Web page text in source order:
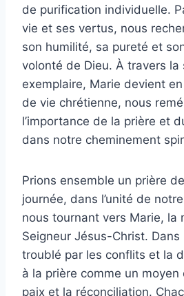
de purification individuelle.
vie et ses vertus, nous
son humilité, sa pureté et
volonté de Dieu. À travers la
exemplaire, Marie devient
de vie chrétienne, nous
l’importance de la prière et
dans notre cheminement
Prions ensemble un prière
journée, dans l’unité de
nous tournant vers Marie, la
Seigneur Jésus-Christ.
troublé par les conflits et la
à la prière comme un
paix et la réconciliation.